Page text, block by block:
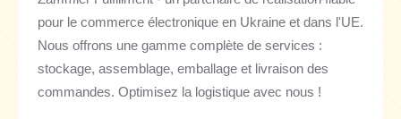
pour le commerce électronique en Ukraine et dans l'UE.
Nous offrons une gamme complète de services :
stockage, assemblage, emballage et livraison des
commandes. Optimisez la logistique avec nous !